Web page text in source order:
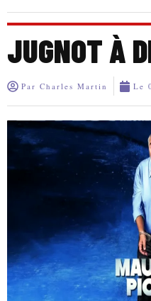
JUGNOT À
Par Charles Martin Le